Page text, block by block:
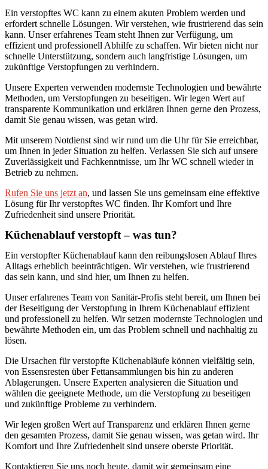
Ein verstopftes WC kann zu einem akuten Problem werden und
erfordert schnelle Lösungen. Wir verstehen, wie frustrierend das sein
kann. Unser erfahrenes Team steht Ihnen zur Verfügung, um
effizient und professionell Abhilfe zu schaffen. Wir bieten nicht nur
schnelle Unterstützung, sondern auch langfristige Lösungen, um
zukünftige Verstopfungen zu verhindern.
Unsere Experten verwenden modernste Technologien und bewährte
Methoden, um Verstopfungen zu beseitigen. Wir legen Wert auf
transparente Kommunikation und erklären Ihnen gerne den Prozess,
damit Sie genau wissen, was getan wird.
Mit unserem Notdienst sind wir rund um die Uhr für Sie erreichbar,
um Ihnen in jeder Situation zu helfen. Verlassen Sie sich auf unsere
Zuverlässigkeit und Fachkenntnisse, um Ihr WC schnell wieder in
Betrieb zu nehmen.
Rufen Sie uns jetzt an, und lassen Sie uns gemeinsam eine effektive
Lösung für Ihr verstopftes WC finden. Ihr Komfort und Ihre
Zufriedenheit sind unsere Priorität.
Küchenablauf verstopft – was tun?
Ein verstopfter Küchenablauf kann den reibungslosen Ablauf Ihres
Alltags erheblich beeinträchtigen. Wir verstehen, wie frustrierend
das sein kann, und sind hier, um Ihnen zu helfen.
Unser erfahrenes Team von Sanitär-Profis steht bereit, um Ihnen bei
der Beseitigung der Verstopfung in Ihrem Küchenablauf effizient
und professionell zu helfen. Wir setzen modernste Technologien und
bewährte Methoden ein, um das Problem schnell und nachhaltig zu
lösen.
Die Ursachen für verstopfte Küchenabläufe können vielfältig sein,
von Essensresten über Fettansammlungen bis hin zu anderen
Ablagerungen. Unsere Experten analysieren die Situation und
wählen die geeignete Methode, um die Verstopfung zu beseitigen
und zukünftige Probleme zu verhindern.
Wir legen großen Wert auf Transparenz und erklären Ihnen gerne
den gesamten Prozess, damit Sie genau wissen, was getan wird. Ihr
Komfort und Ihre Zufriedenheit sind unsere oberste Priorität.
Kontaktieren Sie uns noch heute, damit wir gemeinsam eine